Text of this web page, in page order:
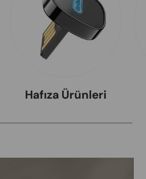
Hafıza Ürünleri